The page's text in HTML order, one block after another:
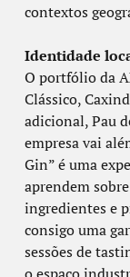
contextos
Identidade
O portfólio da
Clássico,
adicional, Pau
empresa vai
Gin” é uma
aprendem
ingredientes e
consigo uma
sessões de